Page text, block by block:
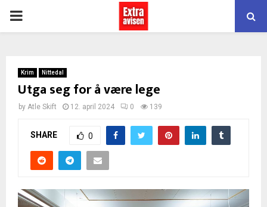
PRIMARY
Krim Nittedal
Utga seg for å være lege
by Atle Skift 12. april 2024 0 139
SHARE 0